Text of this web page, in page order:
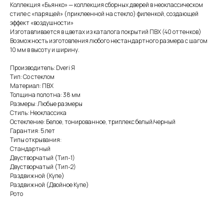
Коллекция «Бьянко» — коллекция сборных дверей в неоклассическом
стиле с «парящей» (приклеенной на стекло) филенкой, создающей
эффект «воздушности»
Изготавливается в цветах из каталога покрытий ПВХ (40 оттенков)
Возможность изготовления любого нестандартного размера с шагом
10 мм в высоту и ширину.
Производитель: Dveri Я
Тип: Со стеклом
Материал: ПВХ
Толщина полотна: 38 мм
Размеры: Любые размеры
Стиль: Неоклассика
Остекление: Белое, тонированное, триплекс белый/черный
Гарантия: 5 лет
Типы открывания:
Стандартный
Двустворчатый (Тип-1)
Двустворчатый (Тип-2)
Раздвижной (Купе)
Раздвижной (Двойное Купе)
Рото